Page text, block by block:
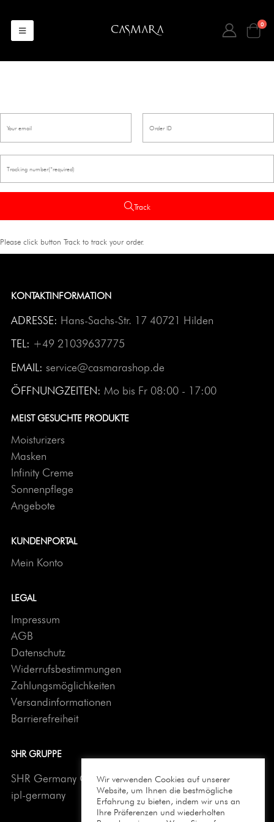
0
Track
Please click button Track to track your order.
KONTAKTINFORMATION
ADRESSE: Hans-Sachs-Str. 17 40721 Hilden
TEL: +49 21039637775
EMAIL: service@casmarashop.de
ÖFFNUNGZEITEN: Mo bis Fr 08:00 - 17:00
MEIST GESUCHTE PRODUKTE
Moisturizers
Masken
Infinity Creme
Sonnenpflege
Angebote
KUNDENPORTAL
Mein Konto
LEGAL
Impressum
AGB
Datenschutz
Widerrufsbestimmungen
Zahlungsmöglichkeiten
Versandinformationen
Barrierefreiheit
SHR GRUPPE
SHR Germany Onlineshop
ipl-germany
Wir verwenden Cookies auf unserer
Website, um Ihnen die bestmögliche
Erfahrung zu bieten, indem wir uns an
Ihre Präferenzen und wiederholten